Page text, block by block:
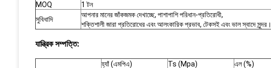
MOQ
1 টন
সুবিধাদি
আপনার মানের জাঁকজমক দেখাচ্ছে, পাশাপাশি পরিধান-প্রতিরোধী,
শক্তিশালী জারা প্রতিরোধের এবং আলংকারিক প্রভাব, টেকসই এবং ভাল স্বাদে সুন্দর।
যান্ত্রিক সম্পত্তি:
হ্যাঁ (এমপিএ) Ts (Mpa) এল (%)